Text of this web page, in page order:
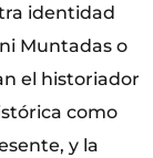
identidad
Muntadas o
el historiador
como
y la